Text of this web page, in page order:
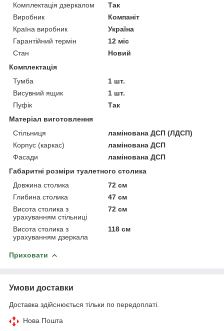
Комплектація дзеркалом
Так
Виробник
Компаніт
Країна виробник
Україна
Гарантійний термін
12 міс
Стан
Новий
Комплектація
Тумба
1 шт.
Висувний ящик
1 шт.
Пуфік
Так
Матеріал виготовлення
Стільниця
ламінована ДСП (ЛДСП)
Корпус (каркас)
ламінована ДСП
Фасади
ламінована ДСП
Габаритні розміри туалетного столика
Довжина столика
72 см
Глибина столика
47 см
Висота столика з
урахуванням стільниці
72 см
Висота столика з
урахуванням дзеркала
118 см
Приховати
Умови доставки
Доставка здійснюється тільки по передоплаті.
Нова Пошта